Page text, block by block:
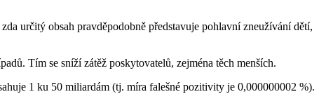
určitý obsah pravděpodobně představuje pohlavní zneužívání dětí,
Tím se sníží zátěž poskytovatelů, zejména těch menších.
1 ku 50 miliardám (tj. míra falešné pozitivity je 0,000000002 %).